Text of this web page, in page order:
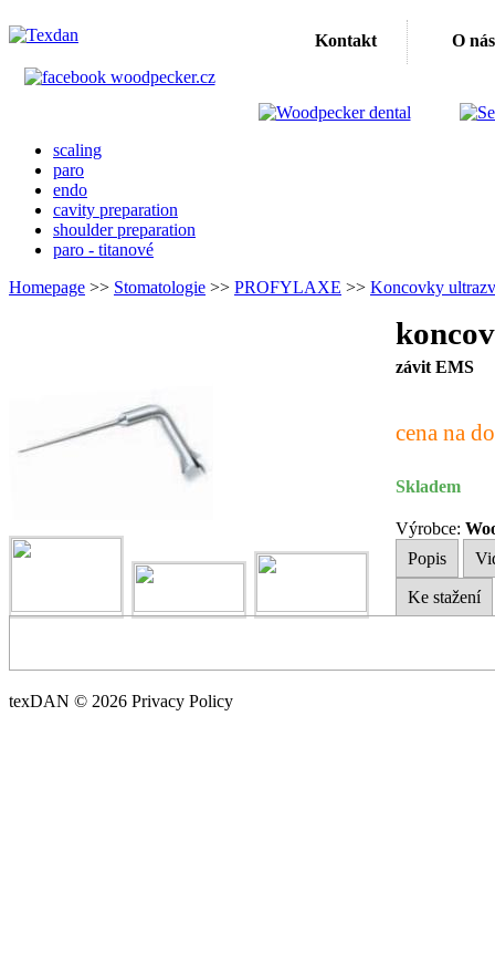
Kontakt O nás
scaling
paro
endo
cavity preparation
shoulder preparation
paro - titanové
Homepage >> Stomatologie >> PROFYLAXE >> Koncovky
závit EMS
cena na
Skladem
Výrobce:
Popis
Ke stažení
texDAN © 2026 Privacy Policy